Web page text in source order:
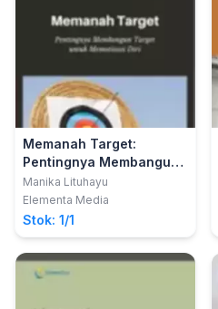
Memanah Target:
Pentingnya Membangun
Target untuk Memotivasi
Diri
Manika Lituhayu
Elementa Media
Stok: 1/1